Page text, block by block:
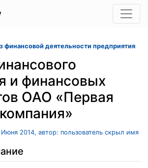
финансовой деятельности предприятия
и финансовых
ОАО «Первая
2014, автор: пользователь скрыл имя